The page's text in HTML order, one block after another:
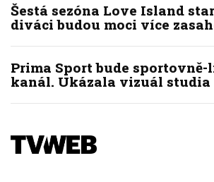
Šestá sezóna Love Island
diváci budou moci více
Prima Sport bude
kanál. Ukázala vizuál studia